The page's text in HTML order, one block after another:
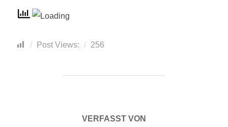
Post Views: 256
VERFASST VON